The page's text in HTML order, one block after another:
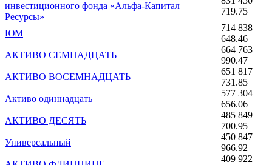
инвестиционного фонда «Альфа-Капитал
Ресурсы»
719.75
ЮМ
714 838
648.46
АКТИВО СЕМНАДЦАТЬ
664 763
990.47
АКТИВО ВОСЕМНАДЦАТЬ
651 817
731.85
Активо одиннадцать
577 304
656.06
АКТИВО ДЕСЯТЬ
485 849
700.95
Универсальный
450 847
966.92
409 922